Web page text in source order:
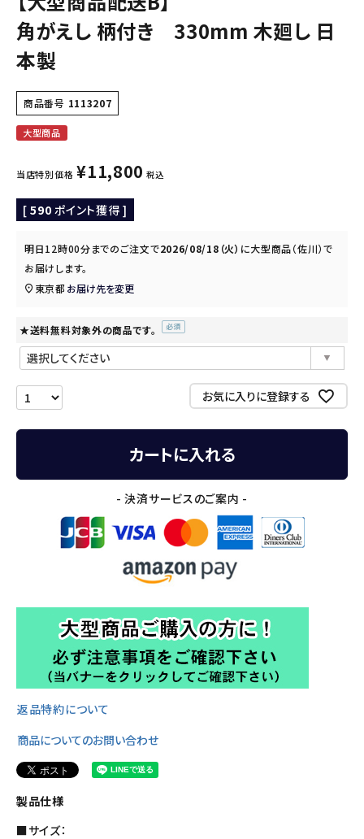
角がえし 柄付き 330mm 木廻し 日
本製
商品番号 1113207
大型商品
当店特別価格 ¥11,800 税込
[ 590 ポイント獲得 ]
明日12時00分までのご注文で2026/08/18（火） に大型商品（佐川）で
お届けします。
東京都 お届け先を変更
★送料無料対象外の商品です。
お気に入りに登録する
カートに入れる
- 決済サービスのご案内 -
返品特約について
商品についてのお問い合わせ
製品仕様
■サイズ：